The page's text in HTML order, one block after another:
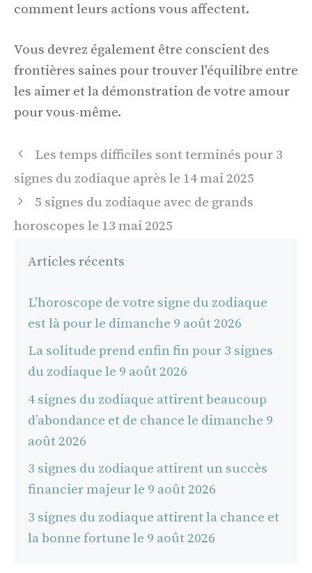
comment leurs actions vous affectent.
Vous devrez également être conscient des
frontières saines pour trouver l'équilibre entre
les aimer et la démonstration de votre amour
pour vous-même.
Navigation
des
Les temps difficiles sont terminés pour 3
signes du zodiaque après le 14 mai 2025
5 signes du zodiaque avec de grands
horoscopes le 13 mai 2025
Articles récents
L'horoscope de votre signe du zodiaque
est là pour le dimanche 9 août 2026
La solitude prend enfin fin pour 3 signes
du zodiaque le 9 août 2026
4 signes du zodiaque attirent beaucoup
d’abondance et de chance le dimanche 9
août 2026
3 signes du zodiaque attirent un succès
financier majeur le 9 août 2026
3 signes du zodiaque attirent la chance et
la bonne fortune le 9 août 2026